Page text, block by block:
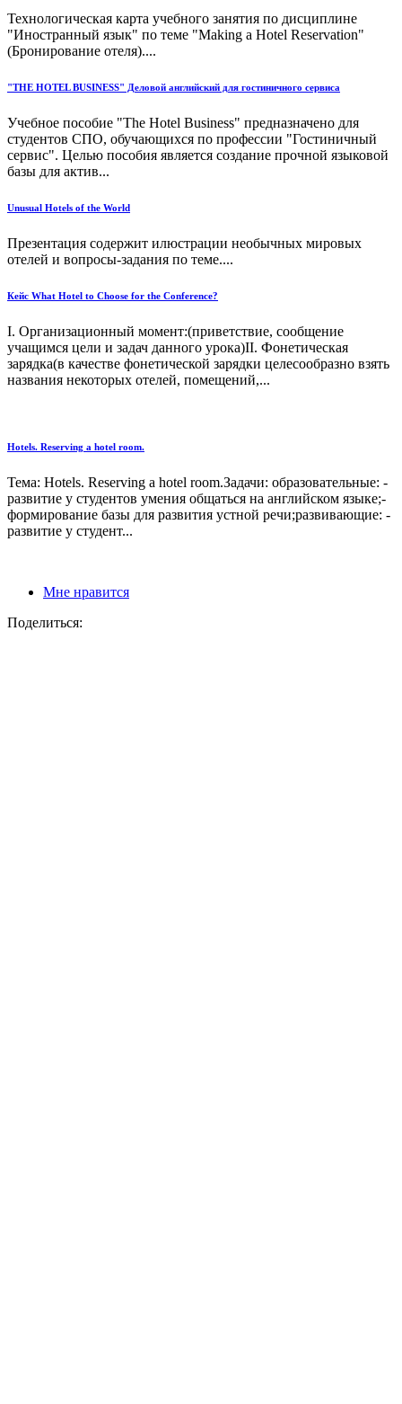
Технологическая карта учебного занятия по дисциплине
"Иностранный язык" по теме "Making a Hotel Reservation"
(Бронирование отеля)....
"THE HOTEL BUSINESS" Деловой английский для гостиничного сервиса
Учебное пособие "The Hotel Business" предназначено для
студентов СПО, обучающихся по профессии "Гостиничный
сервис". Целью пособия является создание прочной языковой
базы для актив...
Unusual Hotels of the World
Презентация содержит илюстрации необычных мировых
отелей и вопросы-задания по теме....
Кейс What Hotel to Choose for the Conference?
I. Организационный момент:(приветствие, сообщение
учащимся цели и задач данного урока)II. Фонетическая
зарядка(в качестве фонетической зарядки целесообразно взять
названия некоторых отелей, помещений,...
Hotels. Reserving a hotel room.
Тема: Hotels. Reserving a hotel room.Задачи: образовательные: -
развитие у студентов умения общаться на английском языке;-
формирование базы для развития устной речи;развивающие: -
развитие у студент...
Мне нравится
Поделиться: